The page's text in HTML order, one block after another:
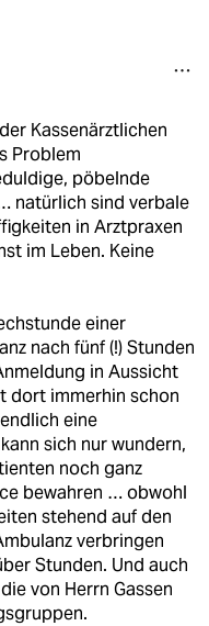
Kassenärztlichen
Problem
pöbelnde
natürlich sind verbale
in Arztpraxen
im Leben. Keine
einer
nach fünf (!) Stunden
in Aussicht
dort immerhin schon
eine
sich nur wundern,
noch ganz
bewahren … obwohl
stehend auf den
verbringen
Stunden. Und auch
von Herrn Gassen